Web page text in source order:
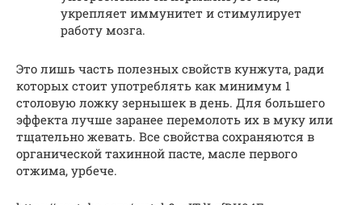
укрепляет иммунитет и стимулирует
работу мозга.
Это лишь часть полезных свойств кунжута, ради
которых стоит употреблять как минимум 1
столовую ложку зернышек в день. Для большего
эффекта лучше заранее перемолоть их в муку или
тщательно жевать. Все свойства сохраняются в
органической тахинной пасте, масле первого
отжима, урбече.